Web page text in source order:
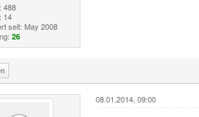
488
14
seit: May 2008
26
08.01.2014, 09:00